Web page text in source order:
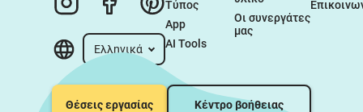
Ελληνικά
Τύπος
App
AI Tools
Οι συνεργάτες
μας
Θέσεις εργασίας Κέντρο βοήθειας